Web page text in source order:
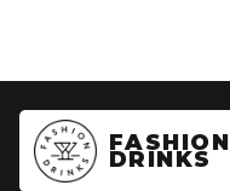
FASHION
DRINKS